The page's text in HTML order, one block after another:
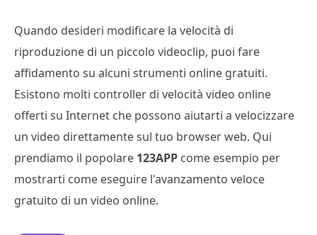
Quando desideri modificare la velocità di
riproduzione di un piccolo videoclip, puoi fare
affidamento su alcuni strumenti online gratuiti.
Esistono molti controller di velocità video online
offerti su Internet che possono aiutarti a velocizzare
un video direttamente sul tuo browser web. Qui
prendiamo il popolare 123APP come esempio per
mostrarti come eseguire l'avanzamento veloce
gratuito di un video online.